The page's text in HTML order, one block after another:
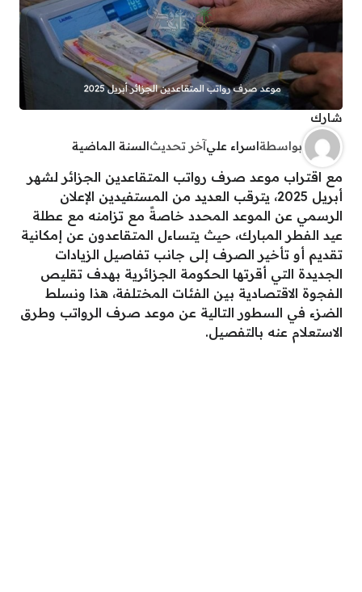
شارك
بواسطةاسراء عليآخر تحديثالسنة الماضية
مع اقتراب موعد صرف رواتب المتقاعدين الجزائر لشهر
أبريل 2025، يترقب العديد من المستفيدين الإعلان
الرسمي عن الموعد المحدد خاصةً مع تزامنه مع عطلة
عيد الفطر المبارك، حيث يتساءل المتقاعدون عن إمكانية
تقديم أو تأخير الصرف إلى جانب تفاصيل الزيادات
الجديدة التي أقرتها الحكومة الجزائرية بهدف تقليص
الفجوة الاقتصادية بين الفئات المختلفة، هذا ونسلط
الضزء في السطور التالية عن موعد صرف الرواتب وطرق
الاستعلام عنه بالتفصيل.